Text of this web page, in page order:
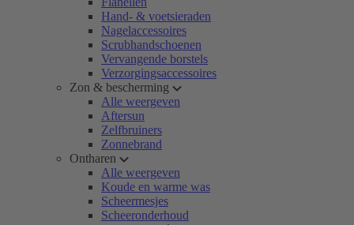
Hand- & voetsieraden
Nagelaccessoires
Scrubhandschoenen
Vervangende borstels
Verzorgingsaccessoires
Zon & bescherming
Alle weergeven
Aftersun
Zelfbruiners
Zonnebrand
Ontharen
Alle weergeven
Koude en warme was
Scheermesjes
Scheeronderhoud